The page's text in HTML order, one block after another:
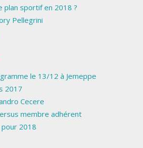
plan sportif en 2018 ?
Pellegrini
le 13/12 à Jemeppe
2017
Cecere
membre adhérent
2018